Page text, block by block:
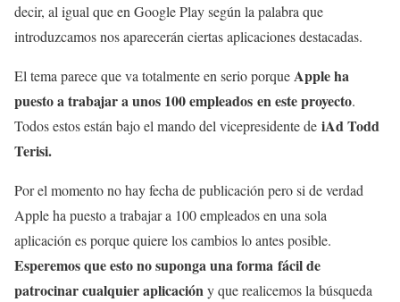
decir, al igual que en Google Play según la palabra que
introduzcamos nos aparecerán ciertas aplicaciones destacadas.
El tema parece que va totalmente en serio porqueApple ha
puesto a trabajar a unos 100 empleados en este proyecto.
Todos estos están bajo el mando del vicepresidente de iAd Todd
Terisi.
Por el momento no hay fecha de publicación pero si de verdad
Apple ha puesto a trabajar a 100 empleados en una sola
aplicación es porque quiere los cambios lo antes posible.
Esperemos que esto no suponga una forma fácil de
patrocinar cualquier aplicacióny que realicemos la búsqueda